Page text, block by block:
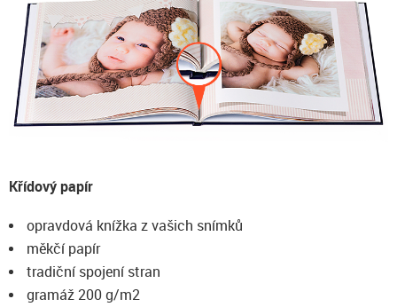
Křídový papír
opravdová knížka z vašich snímků
měkčí papír
tradiční spojení stran
gramáž 200 g/m2